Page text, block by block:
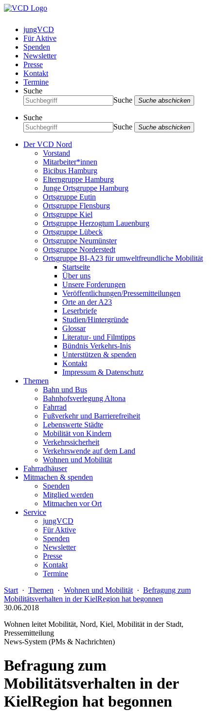
jungVCD
Für Aktive
Spenden
Newsletter
Presse
Kontakt
Termine
Suche
Suche
Suche abschicken
Suche
Suche
Suche abschicken
Der VCD Nord
Vorstand
Mitarbeiter*innen
Bicibus Hamburg
Elterngruppe Hamburg
Junge Ortsgruppe Hamburg
Ortsgruppe Eutin
Ortsgruppe Flensburg
Ortsgruppe Kiel
Ortsgruppe Herzogtum Lauenburg
Ortsgruppe Lübeck
Ortsgruppe Neumünster
Ortsgruppe Norderstedt
Ortsgruppe BI-A23 für umweltfreundliche Mobilität
Startseite
Über uns
Unsere Forderungen
Veröffentlichungen/Pressemitteilungen
Orte an der A23
Leserbriefe
Studien/Hintergründe
Glossar
Literatur- und Filmtipps
Bündnis Verkehrs-Inis
Unterstützen & spenden
Kontakt
Impressum & Datenschutz
Themen
Bahn und Bus
Bahnhofsverlegung Altona
Fahrrad
Fußverkehr und Barrierefreiheit
Lebenswerte Städte
Mobilität von Kindern
Verkehrssicherheit
Verkehrswende auf dem Land
Wohnen und Mobilität
Fahrradhäuser
Mitmachen & spenden
Spenden
Mitglied werden
Mitmachen vor Ort
Service
jungVCD
Für Aktive
Spenden
Newsletter
Presse
Kontakt
Termine
Start · Themen · Wohnen und Mobilität · Befragung zum
Mobilitätsverhalten in der KielRegion hat begonnen
30.06.2018
Wohnen leitet Mobilität, Nord, Kiel, Mobilität in der Stadt,
Pressemitteilung
News-System (PMs & Nachrichten)
Befragung zum
Mobilitätsverhalten in der
KielRegion hat begonnen